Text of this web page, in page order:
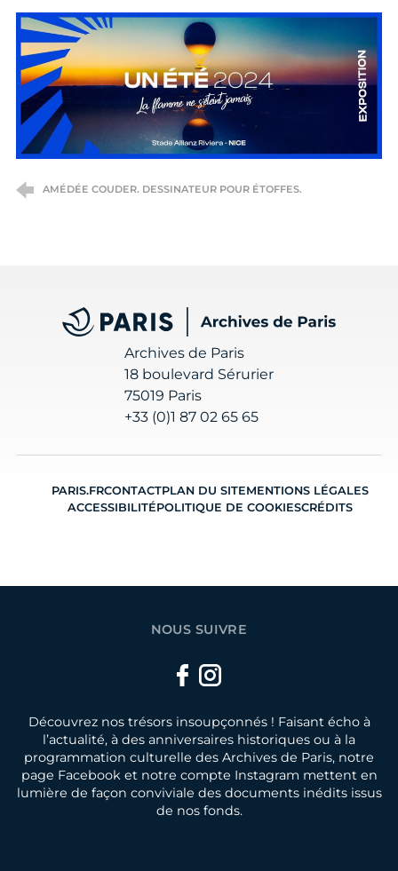
AMÉDÉE COUDER. DESSINATEUR POUR ÉTOFFES.
Archives de Paris
Archives de Paris
18 boulevard Sérurier
75019 Paris
+33 (0)1 87 02 65 65
PARIS.FRCONTACTPLAN DU SITEMENTIONS LÉGALES
ACCESSIBILITÉPOLITIQUE DE COOKIESCRÉDITS
NOUS SUIVRE
Facebook
Instagram
Découvrez nos trésors insoupçonnés ! Faisant écho à
l’actualité, à des anniversaires historiques ou à la
programmation culturelle des Archives de Paris, notre
page Facebook et notre compte Instagram mettent en
lumière de façon conviviale des documents inédits issus
de nos fonds.